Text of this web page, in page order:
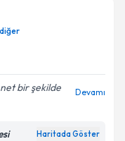
diğer
net bir şekilde
Devamı
Haritada Göster